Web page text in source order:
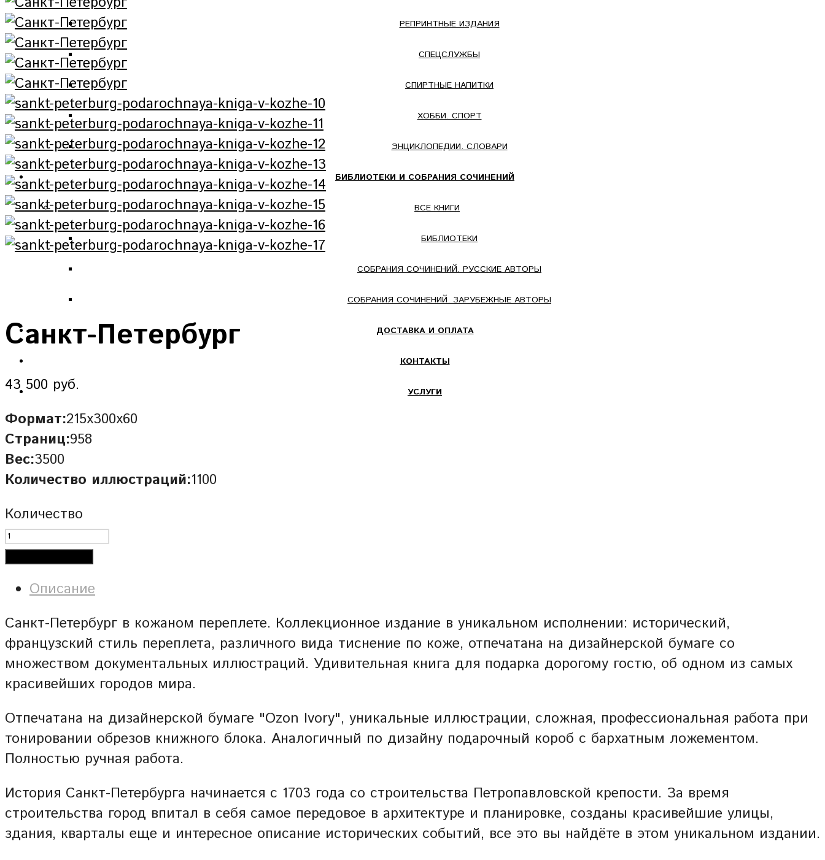
РЕПРИНТНЫЕ ИЗДАНИЯ
СПЕЦСЛУЖБЫ
СПИРТНЫЕ НАПИТКИ
ХОББИ. СПОРТ
ЭНЦИКЛОПЕДИИ. СЛОВАРИ
БИБЛИОТЕКИ И СОБРАНИЯ СОЧИНЕНИЙ
ВСЕ КНИГИ
БИБЛИОТЕКИ
СОБРАНИЯ СОЧИНЕНИЙ. РУССКИЕ АВТОРЫ
СОБРАНИЯ СОЧИНЕНИЙ. ЗАРУБЕЖНЫЕ АВТОРЫ
ДОСТАВКА И ОПЛАТА
КОНТАКТЫ
УСЛУГИ
Санкт-Петербург
43 500 руб.
Формат:215х300х60
Страниц:958
Вес:3500
Количество иллюстраций:1100
Количество
Описание
Санкт-Петербург в кожаном переплете. Коллекционное издание в уникальном исполнении: исторический,
французский стиль переплета, различного вида тиснение по коже, отпечатана на дизайнерской бумаге со
множеством документальных иллюстраций. Удивительная книга для подарка дорогому гостю, об одном из самых
красивейших городов мира.
Отпечатана на дизайнерской бумаге "Ozon Ivory", уникальные иллюстрации, сложная, профессиональная работа при
тонировании обрезов книжного блока. Аналогичный по дизайну подарочный короб с бархатным ложементом.
Полностью ручная работа.
История Санкт-Петербурга начинается с 1703 года со строительства Петропавловской крепости. За время
строительства город впитал в себя самое передовое в архитектуре и планировке, созданы красивейшие улицы,
здания, кварталы еще и интересное описание исторических событий, все это вы найдёте в этом уникальном издании.